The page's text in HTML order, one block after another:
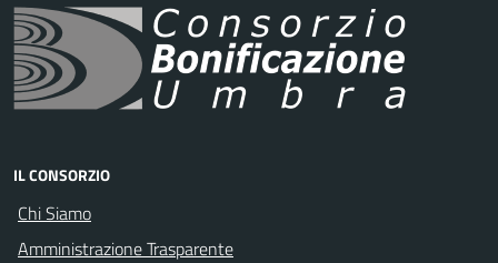
IL CONSORZIO
Chi Siamo
Amministrazione Trasparente